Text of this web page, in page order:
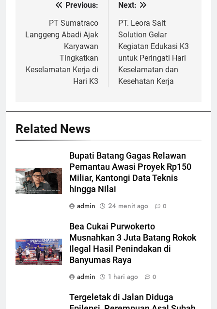
NavigasiPrevious:
PT Sumatraco
Langgeng Abadi Ajak
Karyawan
Tingkatkan
Keselamatan Kerja di
Hari K3
Next:
PT. Leora Salt
Solution Gelar
Kegiatan Edukasi K3
untuk Peringati Hari
Keselamatan dan
Kesehatan Kerja
Related News
Bupati Batang Gagas Relawan
Pemantau Awasi Proyek Rp150
Miliar, Kantongi Data Teknis
hingga Nilai
admin
24 menit ago 0
Bea Cukai Purwokerto
Musnahkan 3 Juta Batang Rokok
Ilegal Hasil Penindakan di
Banyumas Raya
admin
1 hari ago 0
Tergeletak di Jalan Diduga